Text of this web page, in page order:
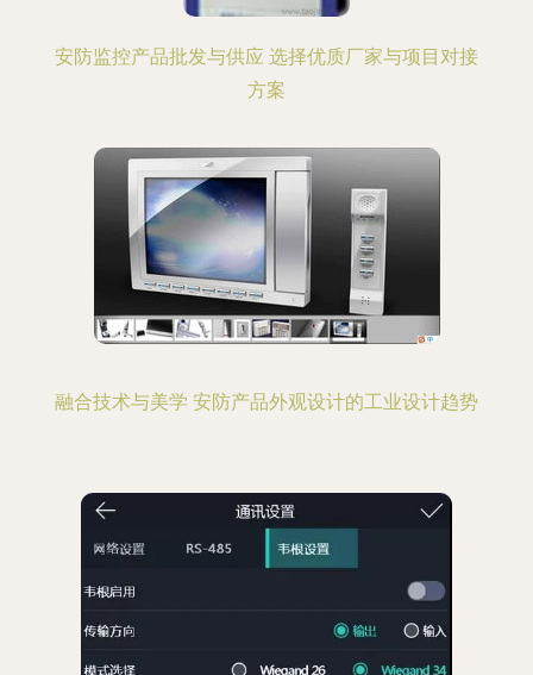
安防监控产品批发与供应 选择优质厂家与项目对接
方案
融合技术与美学 安防产品外观设计的工业设计趋势